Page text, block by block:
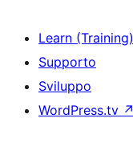
Learn (Training)
Supporto
Sviluppo
WordPress.tv ↗